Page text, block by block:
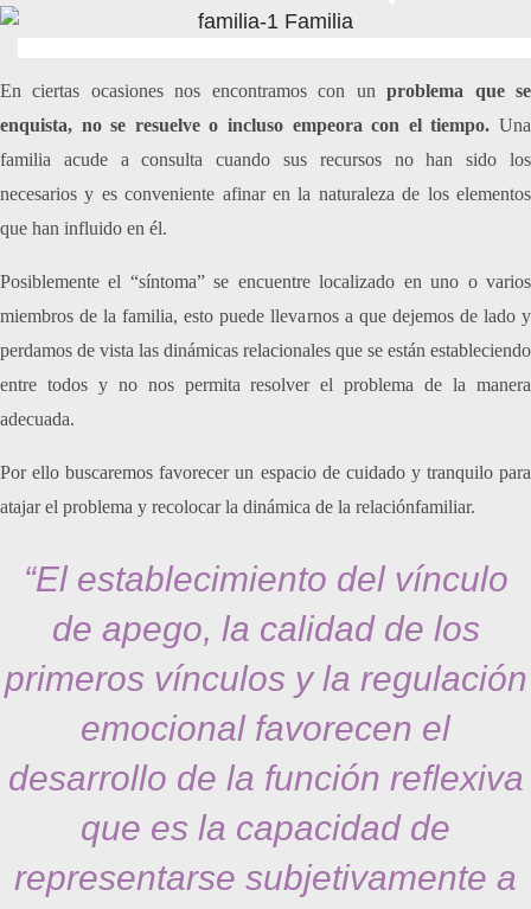
En ciertas ocasiones nos encontramos con unproblema que se
enquista, no se resuelve o incluso empeora con el tiempo. Una
familia acude a consulta cuando sus recursos no han sido los
necesarios y es conveniente afinar en la naturaleza de los elementos
que han influido en él.
Posiblemente el “síntoma” se encuentre localizado en uno o varios
miembros de la familia, esto puede llevarnos a que dejemos de lado y
perdamos de vista las dinámicas relacionales que se están estableciendo
entre todos y no nos permita resolver el problema de la manera
adecuada.
Por ello buscaremos favorecer un espacio de cuidado y tranquilo para
atajar el problema y recolocar la dinámica de la relaciónfamiliar.
“El establecimiento del vínculo
de apego, la calidad de los
primeros vínculos y la regulación
emocional favorecen el
desarrollo de la función reflexiva
que es la capacidad de
representarse subjetivamente a